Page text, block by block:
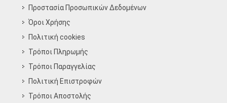
Προστασία Προσωπικών Δεδομένων
Όροι Χρήσης
Πολιτική cookies
Τρόποι Πληρωμής
Τρόποι Παραγγελίας
Πολιτική Επιστροφών
Τρόποι Aποστολής